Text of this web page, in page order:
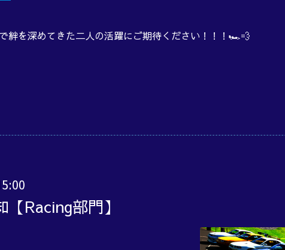
絆を深めてきた二人の活躍にご期待ください！！！🏎️💨
Racing部門】